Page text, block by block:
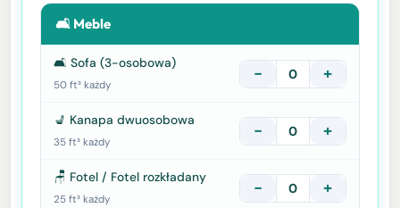
🛋️ Meble
🛋️ Sofa (3-osobowa)
50 ft³ każdy
− +
💺 Kanapa dwuosobowa
35 ft³ każdy
− +
🪑 Fotel / Fotel rozkładany
25 ft³ każdy
− +